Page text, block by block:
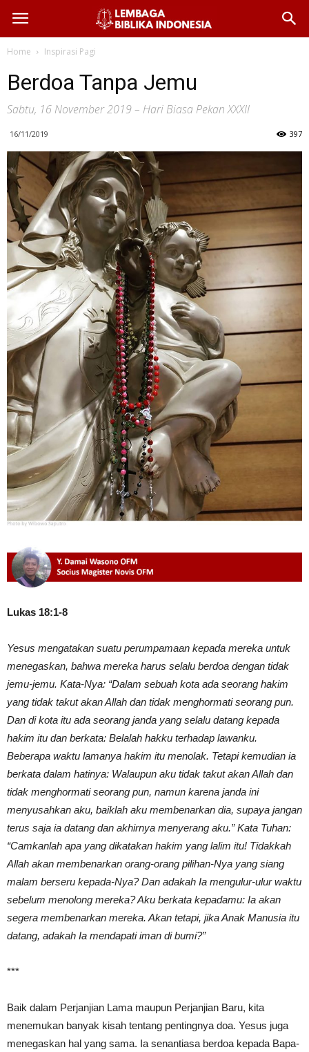
Home Inspirasi Pagi
Berdoa Tanpa Jemu
Sabtu, 16 November 2019 – Hari Biasa Pekan XXXII
16/11/2019 397
Lukas 18:1-8
Yesus mengatakan suatu perumpamaan kepada mereka untuk
menegaskan, bahwa mereka harus selalu berdoa dengan tidak
jemu-jemu. Kata-Nya: “Dalam sebuah kota ada seorang hakim
yang tidak takut akan Allah dan tidak menghormati seorang pun.
Dan di kota itu ada seorang janda yang selalu datang kepada
hakim itu dan berkata: Belalah hakku terhadap lawanku.
Beberapa waktu lamanya hakim itu menolak. Tetapi kemudian ia
berkata dalam hatinya: Walaupun aku tidak takut akan Allah dan
tidak menghormati seorang pun, namun karena janda ini
menyusahkan aku, baiklah aku membenarkan dia, supaya jangan
terus saja ia datang dan akhirnya menyerang aku.” Kata Tuhan:
“Camkanlah apa yang dikatakan hakim yang lalim itu! Tidakkah
Allah akan membenarkan orang-orang pilihan-Nya yang siang
malam berseru kepada-Nya? Dan adakah Ia mengulur-ulur waktu
sebelum menolong mereka? Aku berkata kepadamu: Ia akan
segera membenarkan mereka. Akan tetapi, jika Anak Manusia itu
datang, adakah Ia mendapati iman di bumi?”
***
Baik dalam Perjanjian Lama maupun Perjanjian Baru, kita
menemukan banyak kisah tentang pentingnya doa. Yesus juga
menegaskan hal yang sama. Ia senantiasa berdoa kepada Bapa-